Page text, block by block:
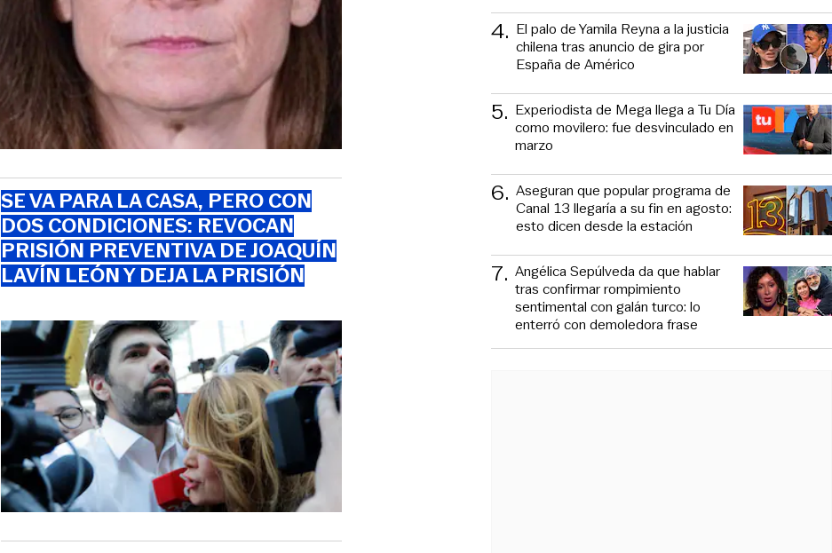
SE VA PARA LA CASA, PERO CON
DOS CONDICIONES: REVOCAN
PRISIÓN PREVENTIVA DE JOAQUÍN
LAVÍN LEÓN Y DEJA LA PRISIÓN
4. El palo de Yamila Reyna a la justicia
chilena tras anuncio de gira por
España de Américo
5. Experiodista de Mega llega a Tu Día
como movilero: fue desvinculado en
marzo
6. Aseguran que popular programa de
Canal 13 llegaría a su fin en agosto:
esto dicen desde la estación
7. Angélica Sepúlveda da que hablar
tras confirmar rompimiento
sentimental con galán turco: lo
enterró con demoledora frase